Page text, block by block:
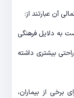
آن عبارتند از:
به دلایل فرهنگی
بیشتری داشته
برخی از بیماران،